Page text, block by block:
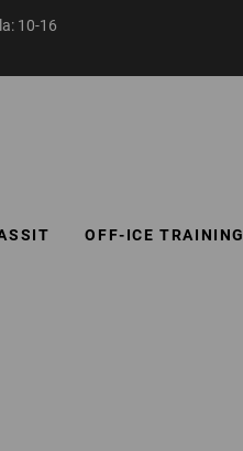
10-16
OFF-ICE TRAINING